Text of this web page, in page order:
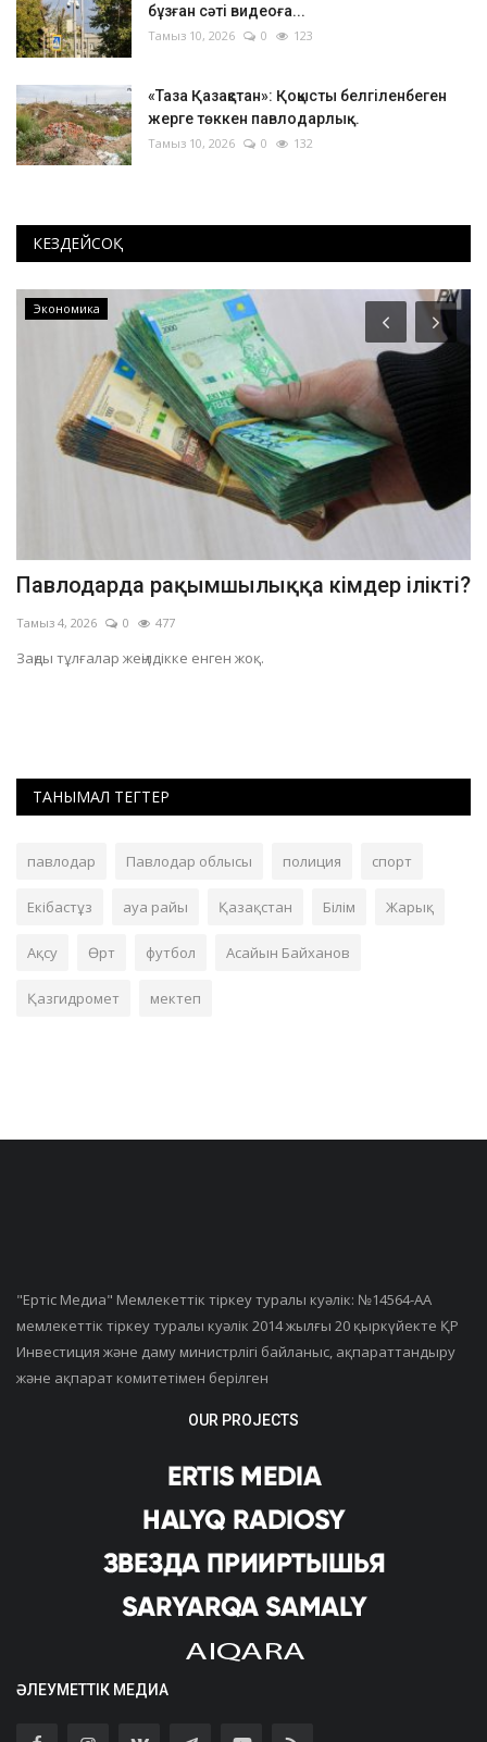
бұзған сәті видеоға...
Тамыз 10, 2026 0 123
«Таза Қазақстан»: Қоқысты белгіленбеген
жерге төккен павлодарлық...
Тамыз 10, 2026 0 132
КЕЗДЕЙСОҚ
Экономика
Павлодарда рақымшылыққа кімдер ілікті?
Тамыз 4, 2026 0 477
Заңды тұлғалар жеңілдікке енген жоқ.
ТАНЫМАЛ ТЕГТЕР
павлодар Павлодар облысы полиция спорт
Екібастұз ауа райы Қазақстан Білім Жарық
Ақсу Өрт футбол Асайын Байханов
Қазгидромет мектеп
"Ертiс Медиа" Мемлекеттік тіркеу туралы куәлік: №14564-АА
мемлекеттік тіркеу туралы куәлік 2014 жылғы 20 қыркүйекте ҚР
Инвестиция және даму министрлігі байланыс, ақпараттандыру
және ақпарат комитетімен берілген
OUR PROJECTS
ӘЛЕУМЕТТІК МЕДИА